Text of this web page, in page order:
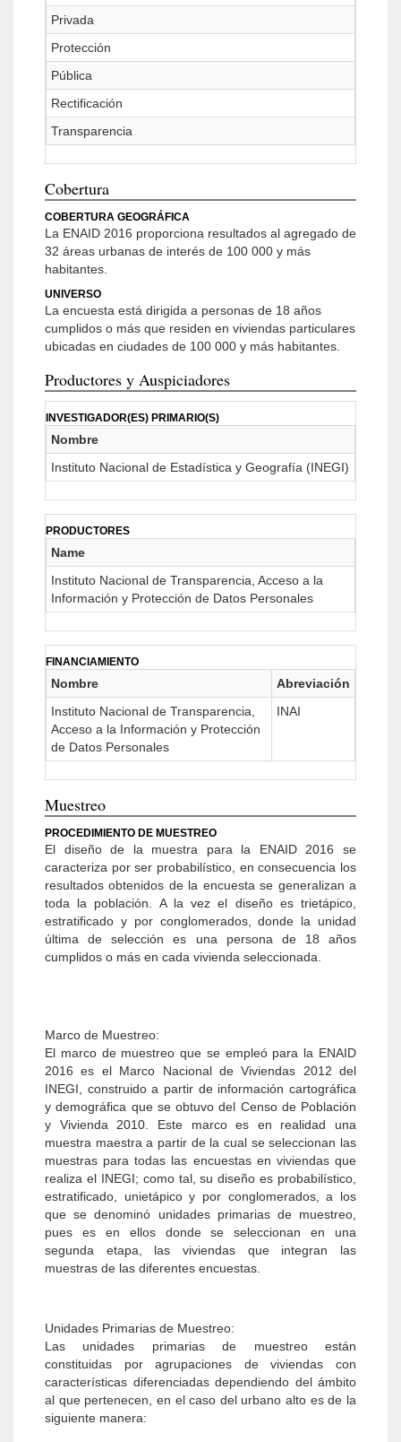
Privada
Protección
Pública
Rectificación
Transparencia
Cobertura
COBERTURA GEOGRÁFICA
La ENAID 2016 proporciona resultados al agregado de
32 áreas urbanas de interés de 100 000 y más
habitantes.
UNIVERSO
La encuesta está dirigida a personas de 18 años
cumplidos o más que residen en viviendas particulares
ubicadas en ciudades de 100 000 y más habitantes.
Productores y Auspiciadores
INVESTIGADOR(ES) PRIMARIO(S)
Nombre
Instituto Nacional de Estadística y Geografía (INEGI)
PRODUCTORES
Name
Instituto Nacional de Transparencia, Acceso a la
Información y Protección de Datos Personales
FINANCIAMIENTO
Nombre
Abreviación
Instituto Nacional de Transparencia,
Acceso a la Información y Protección
de Datos Personales
INAI
Muestreo
PROCEDIMIENTO DE MUESTREO
El diseño de la muestra para la ENAID 2016 se
caracteriza por ser probabilístico, en consecuencia los
resultados obtenidos de la encuesta se generalizan a
toda la población. A la vez el diseño es trietápico,
estratificado y por conglomerados, donde la unidad
última de selección es una persona de 18 años
cumplidos o más en cada vivienda seleccionada.
Marco de Muestreo:
El marco de muestreo que se empleó para la ENAID
2016 es el Marco Nacional de Viviendas 2012 del
INEGI, construido a partir de información cartográfica
y demográfica que se obtuvo del Censo de Población
y Vivienda 2010. Este marco es en realidad una
muestra maestra a partir de la cual se seleccionan las
muestras para todas las encuestas en viviendas que
realiza el INEGI; como tal, su diseño es probabilístico,
estratificado, unietápico y por conglomerados, a los
que se denominó unidades primarias de muestreo,
pues es en ellos donde se seleccionan en una
segunda etapa, las viviendas que integran las
muestras de las diferentes encuestas.
Unidades Primarias de Muestreo:
Las unidades primarias de muestreo están
constituidas por agrupaciones de viviendas con
características diferenciadas dependiendo del ámbito
al que pertenecen, en el caso del urbano alto es de la
siguiente manera: